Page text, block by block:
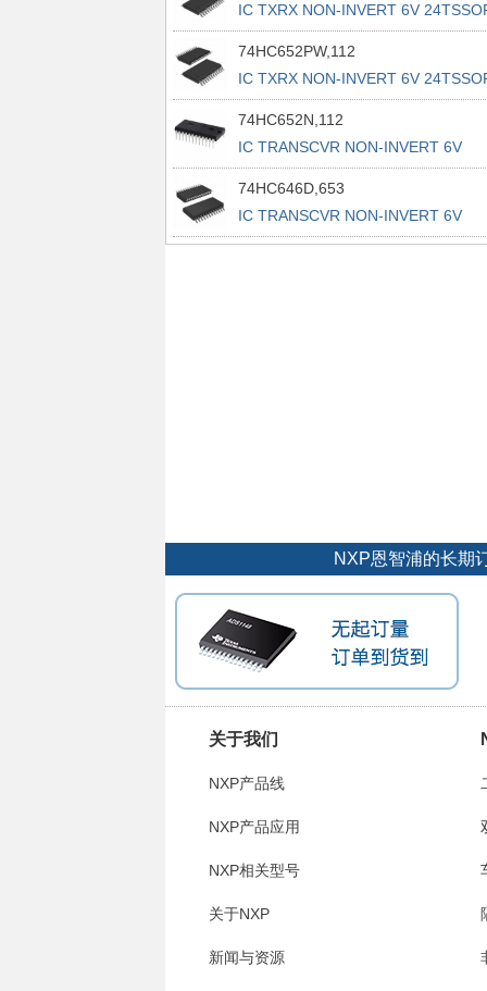
IC TXRX NON-INVERT 6V
74HC652PW,112
IC TXRX NON-INVERT 6V
74HC652N,112
IC TRANSCVR NON-INVERT 6V
24DIP
74HC646D,653
IC TRANSCVR NON-INVERT 6V
24SO
NXP恩智浦的长期
关于我们
NXP产品线
NXP产品应用
NXP相关型号
关于NXP
新闻与资源